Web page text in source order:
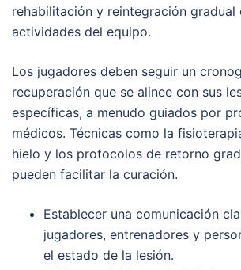
rehabilitación y reintegración gradual
actividades del equipo.
Los jugadores deben seguir un
recuperación que se alinee con sus
específicas, a menudo guiados por
médicos. Técnicas como la
hielo y los protocolos de retorno
pueden facilitar la curación.
Establecer una comunicación
jugadores, entrenadores y
el estado de la lesión.